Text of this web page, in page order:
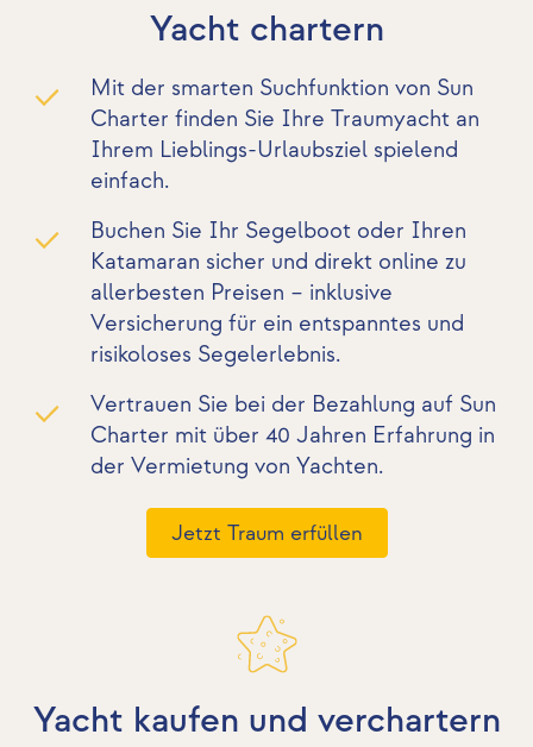
Yacht chartern
Mit der smarten Suchfunktion von Sun
Charter finden Sie Ihre Traumyacht an
Ihrem Lieblings-Urlaubsziel spielend
einfach.
Buchen Sie Ihr Segelboot oder Ihren
Katamaran sicher und direkt online zu
allerbesten Preisen – inklusive
Versicherung für ein entspanntes und
risikoloses Segelerlebnis.
Vertrauen Sie bei der Bezahlung auf Sun
Charter mit über 40 Jahren Erfahrung in
der Vermietung von Yachten.
Jetzt Traum erfüllen
Yacht kaufen und verchartern